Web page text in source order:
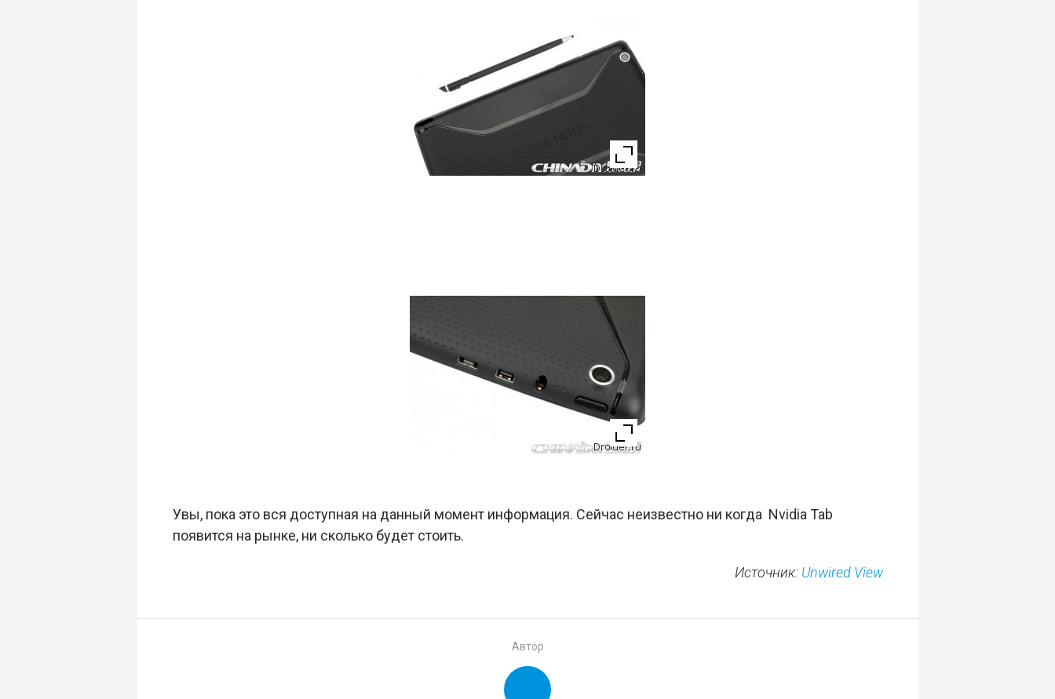
Увы, пока это вся доступная на данный момент информация. Сейчас неизвестно ни когда Nvidia Tab
появится на рынке, ни сколько будет стоить.
Источник: Unwired View
Автор